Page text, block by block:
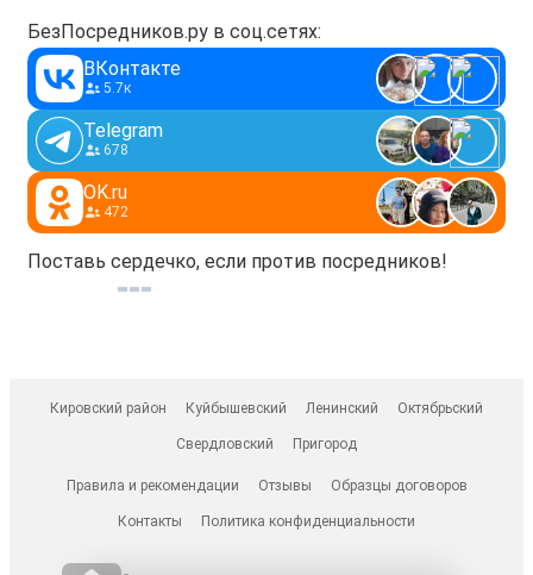
БезПосредников.ру в соц.сетях:
ВКонтакте
5.7к
Telegram
678
OK.ru
472
Поставь сердечко, если против посредников!
Кировский район Куйбышевский Ленинский Октябрьский
Свердловский Пригород
Правила и рекомендации Отзывы Образцы договоров
Контакты Политика конфиденциальности